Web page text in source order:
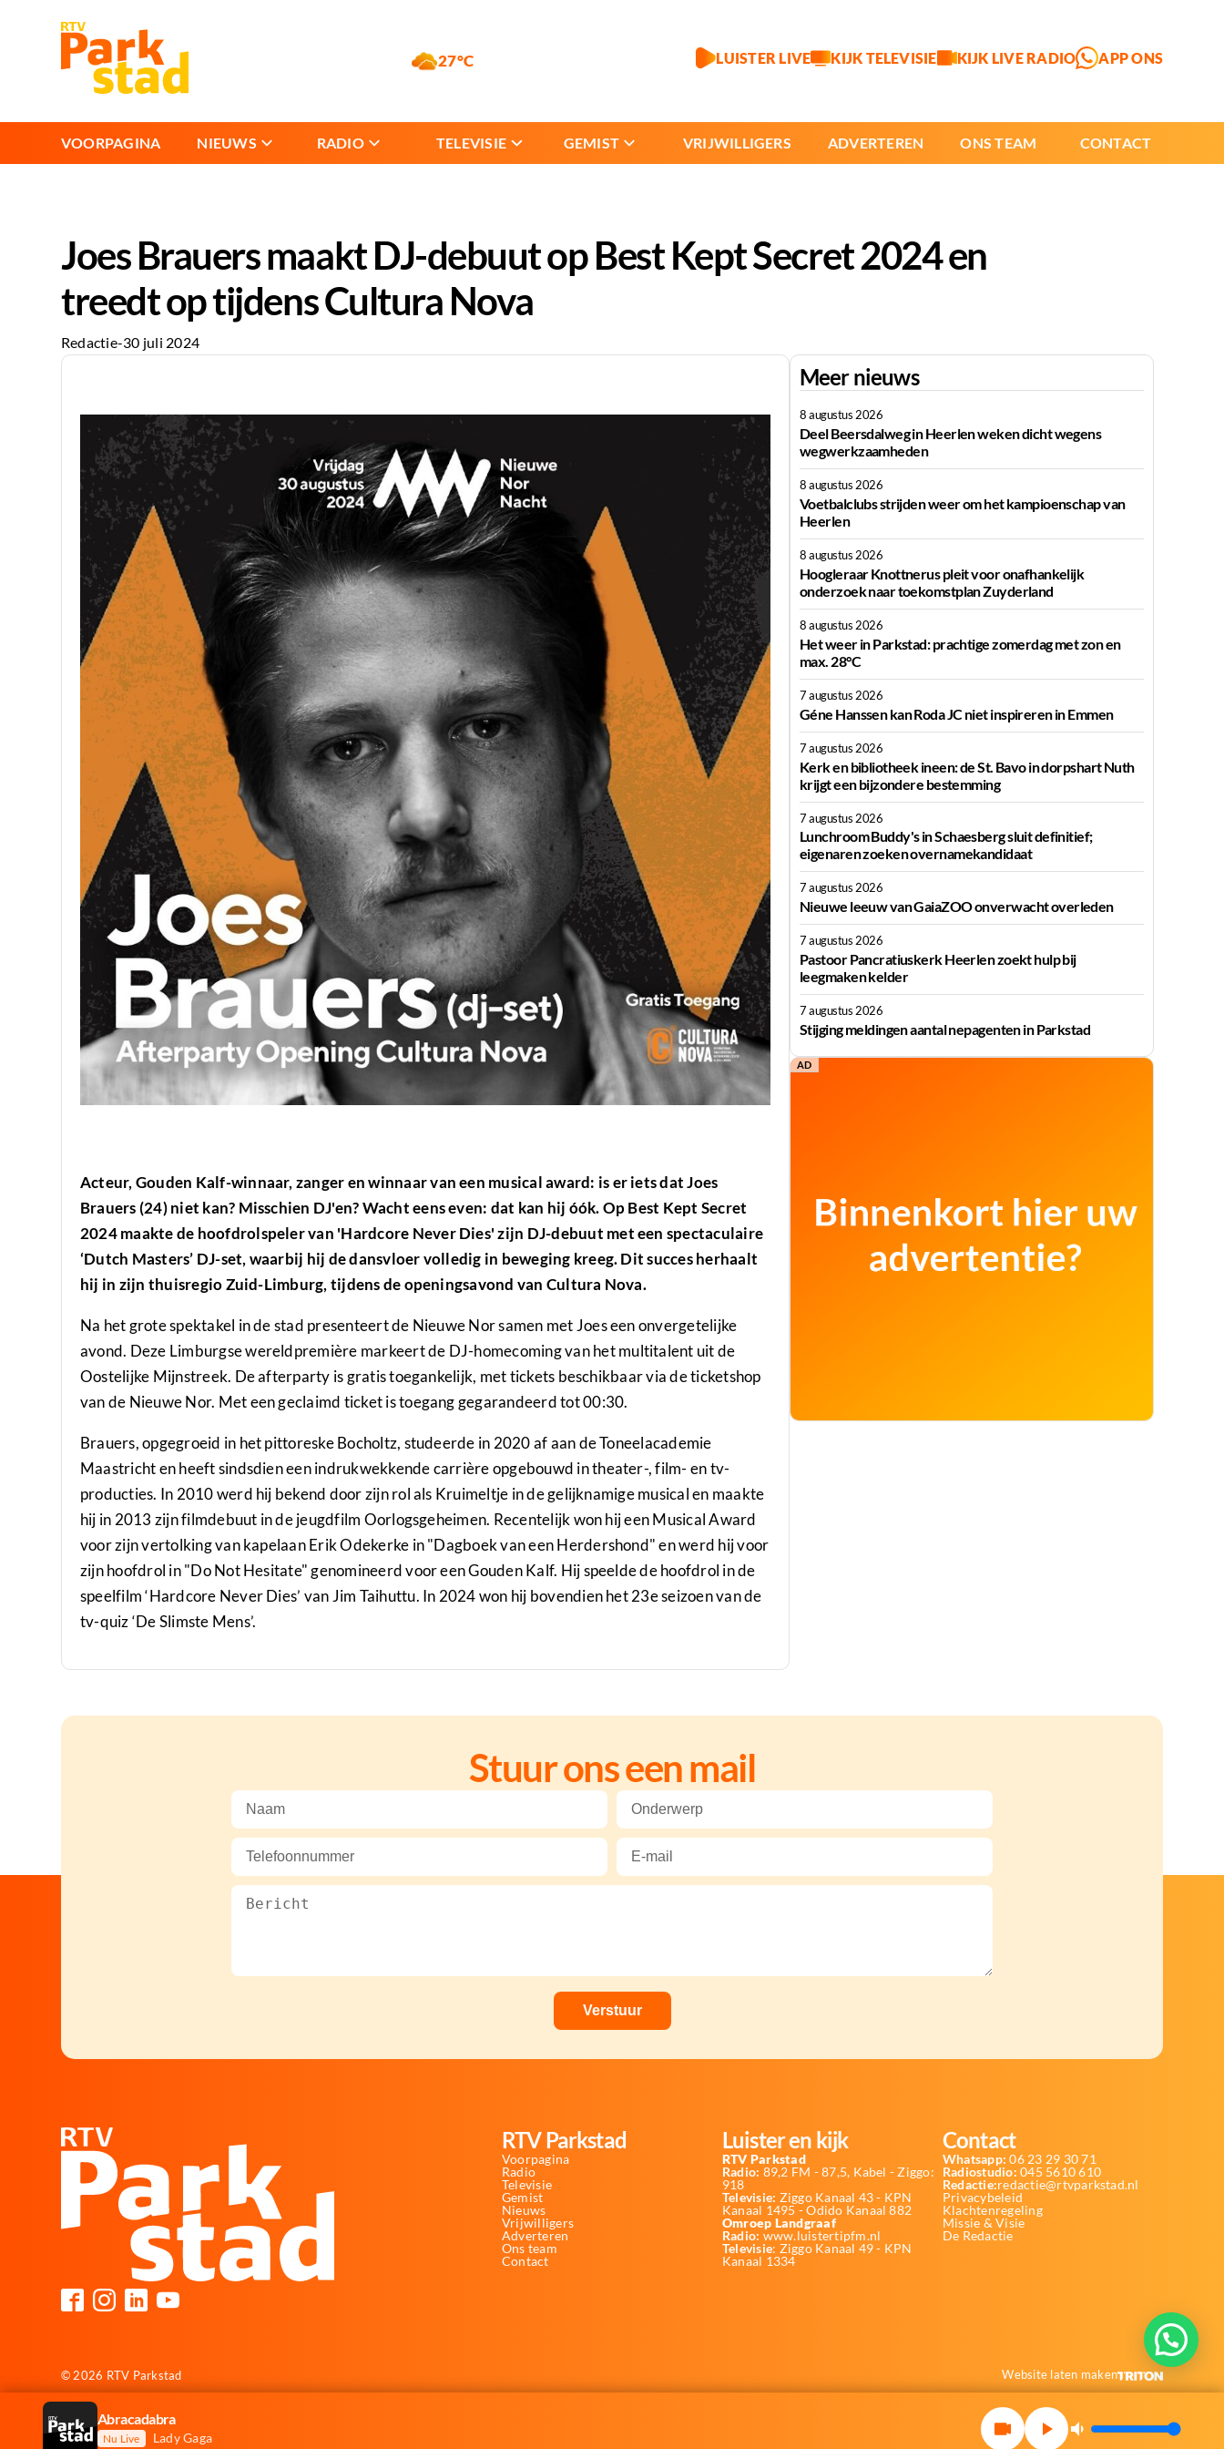
27°C LUISTER LIVE KIJK TELEVISIE KIJK LIVE RADIO APP ONS
VOORPAGINA NIEUWS RADIO TELEVISIE GEMIST VRIJWILLIGERS ADVERTEREN ONS TEAM CONTACT
Joes Brauers maakt DJ-debuut op Best Kept Secret 2024 en
treedt op tijdens Cultura Nova
Redactie-30 juli 2024
Acteur, Gouden Kalf-winnaar, zanger en winnaar van een musical award: is er iets dat Joes
Brauers (24) niet kan? Misschien DJ'en? Wacht eens even: dat kan hij óók. Op Best Kept Secret
2024 maakte de hoofdrolspeler van 'Hardcore Never Dies' zijn DJ-debuut met een spectaculaire
‘Dutch Masters’ DJ-set, waarbij hij de dansvloer volledig in beweging kreeg. Dit succes herhaalt
hij in zijn thuisregio Zuid-Limburg, tijdens de openingsavond van Cultura Nova.
Na het grote spektakel in de stad presenteert de Nieuwe Nor samen met Joes een onvergetelijke
avond. Deze Limburgse wereldpremière markeert de DJ-homecoming van het multitalent uit de
Oostelijke Mijnstreek. De afterparty is gratis toegankelijk, met tickets beschikbaar via de ticketshop
van de Nieuwe Nor. Met een geclaimd ticket is toegang gegarandeerd tot 00:30.
Brauers, opgegroeid in het pittoreske Bocholtz, studeerde in 2020 af aan de Toneelacademie
Maastricht en heeft sindsdien een indrukwekkende carrière opgebouwd in theater-, film- en tv-
producties. In 2010 werd hij bekend door zijn rol als Kruimeltje in de gelijknamige musical en maakte
hij in 2013 zijn filmdebuut in de jeugdfilm Oorlogsgeheimen. Recentelijk won hij een Musical Award
voor zijn vertolking van kapelaan Erik Odekerke in "Dagboek van een Herdershond" en werd hij voor
zijn hoofdrol in "Do Not Hesitate" genomineerd voor een Gouden Kalf. Hij speelde de hoofdrol in de
speelfilm ‘Hardcore Never Dies’ van Jim Taihuttu. In 2024 won hij bovendien het 23e seizoen van de
tv-quiz ‘De Slimste Mens’.
Meer nieuws
8 augustus 2026
Deel Beersdalweg in Heerlen weken dicht wegens
wegwerkzaamheden
8 augustus 2026
Voetbalclubs strijden weer om het kampioenschap van
Heerlen
8 augustus 2026
Hoogleraar Knottnerus pleit voor onafhankelijk
onderzoek naar toekomstplan Zuyderland
8 augustus 2026
Het weer in Parkstad: prachtige zomerdag met zon en
max. 28°C
7 augustus 2026
Géne Hanssen kan Roda JC niet inspireren in Emmen
7 augustus 2026
Kerk en bibliotheek ineen: de St. Bavo in dorpshart Nuth
krijgt een bijzondere bestemming
7 augustus 2026
Lunchroom Buddy's in Schaesberg sluit definitief;
eigenaren zoeken overnamekandidaat
7 augustus 2026
Nieuwe leeuw van GaiaZOO onverwacht overleden
7 augustus 2026
Pastoor Pancratiuskerk Heerlen zoekt hulp bij
leegmaken kelder
7 augustus 2026
Stijging meldingen aantal nepagenten in Parkstad
AD
Stuur ons een mail
RTV Parkstad
Voorpagina
Radio
Televisie
Gemist
Nieuws
Vrijwilligers
Adverteren
Ons team
Contact
Luister en kijk
RTV Parkstad
Radio: 89,2 FM - 87,5, Kabel - Ziggo:
918
Televisie: Ziggo Kanaal 43 - KPN
Kanaal 1495 - Odido Kanaal 882
Omroep Landgraaf
Radio: www.luistertipfm.nl
Televisie: Ziggo Kanaal 49 - KPN
Kanaal 1334
Contact
Whatsapp: 06 23 29 30 71
Radiostudio: 045 5610 610
Redactie:redactie@rtvparkstad.nl
Privacybeleid
Klachtenregeling
Missie & Visie
De Redactie
© 2026 RTV Parkstad Website laten maken
Abracadabra
Nu Live Lady Gaga